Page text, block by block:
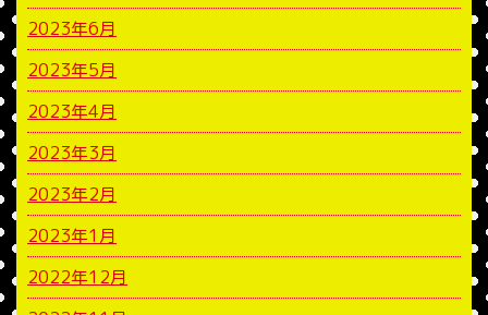
2023年6月
2023年5月
2023年4月
2023年3月
2023年2月
2023年1月
2022年12月